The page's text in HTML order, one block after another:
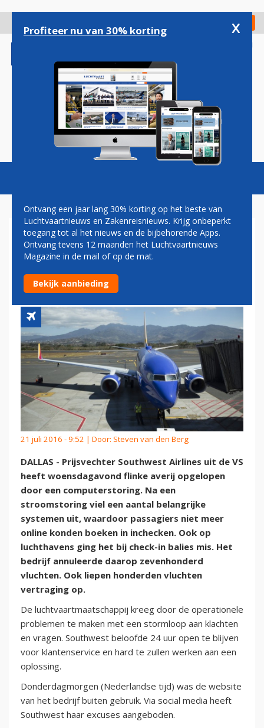
gaan
Check in
Magazine Podcasts Vacatures
GROTE PROBLEMEN
SOUTHWEST NA
COMPUTERSTORING
21 juli 2016 - 9:52 | Door: Steven van den Berg
DALLAS - Prijsvechter Southwest Airlines uit de VS
heeft woensdagavond flinke averij opgelopen
door een computerstoring. Na een
stroomstoring viel een aantal belangrijke
systemen uit, waardoor passagiers niet meer
online konden boeken in inchecken. Ook op
luchthavens ging het bij check-in balies mis. Het
bedrijf annuleerde daarop zevenhonderd
vluchten. Ook liepen honderden vluchten
vertraging op.
De luchtvaartmaatschappij kreeg door de operationele
problemen te maken met een stormloop aan klachten
en vragen. Southwest beloofde 24 uur open te blijven
voor klantenservice en hard te zullen werken aan een
oplossing.
Donderdagmorgen (Nederlandse tijd) was de website
van het bedrijf buiten gebruik. Via social media heeft
Southwest haar excuses aangeboden.
Profiteer nu van 30% korting x
Ontvang een jaar lang 30% korting op het beste van
Luchtvaartnieuws en Zakenreisnieuws. Krijg onbeperkt
toegang tot al het nieuws en de bijbehorende Apps.
Ontvang tevens 12 maanden het Luchtvaartnieuws
Magazine in de mail of op de mat.
Bekijk aanbieding